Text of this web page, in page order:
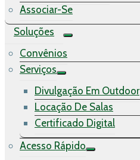
Associar-Se
Soluções
Convênios
Serviços
Divulgação Em Outdoor
Locação De Salas
Certificado Digital
Acesso Rápido